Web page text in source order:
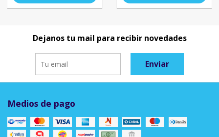
Dejanos tu mail para recibir novedades
Enviar
Medios de pago